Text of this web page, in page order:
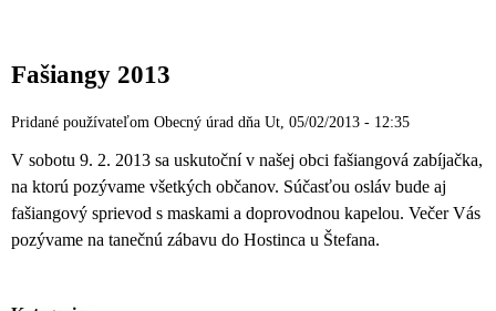
Fašiangy 2013
Pridané používateľom Obecný úrad dňa Ut, 05/02/2013 - 12:35
V sobotu 9. 2. 2013 sa uskutoční v našej obci fašiangová zabíjačka,
na ktorú pozývame všetkých občanov. Súčasťou osláv bude aj
fašiangový sprievod s maskami a doprovodnou kapelou. Večer Vás
pozývame na tanečnú zábavu do Hostinca u Štefana.